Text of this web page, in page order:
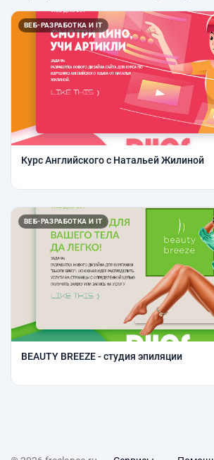
ВЕБ-РАЗРАБОТКА И IT
Курс Английского с Натальей Жилиной
ВЕБ-РАЗРАБОТКА И IT
BEAUTY BREEZE - студия эпиляции